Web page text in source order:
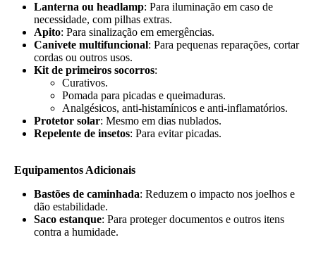
Lanterna ou headlamp: Para iluminação em caso de
necessidade, com pilhas extras.
Apito: Para sinalização em emergências.
Canivete multifuncional: Para pequenas reparações, cortar
cordas ou outros usos.
Kit de primeiros socorros:
Curativos.
Pomada para picadas e queimaduras.
Analgésicos, anti-histamínicos e anti-inflamatórios.
Protetor solar: Mesmo em dias nublados.
Repelente de insetos: Para evitar picadas.
Equipamentos Adicionais
Bastões de caminhada: Reduzem o impacto nos joelhos e
dão estabilidade.
Saco estanque: Para proteger documentos e outros itens
contra a humidade.